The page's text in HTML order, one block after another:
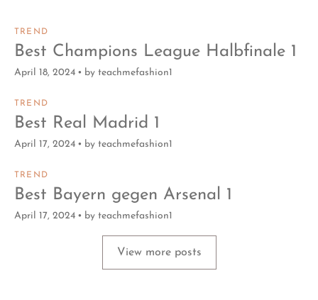
TREND
Best Champions League Halbfinale 1
April 18, 2024 by teachmefashion1
TREND
Best Real Madrid 1
April 17, 2024 by teachmefashion1
TREND
Best Bayern gegen Arsenal 1
April 17, 2024 by teachmefashion1
View more posts